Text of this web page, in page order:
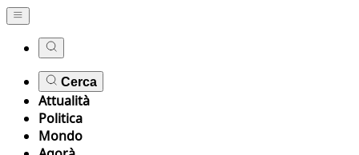
Cerca
Attualità
Politica
Mondo